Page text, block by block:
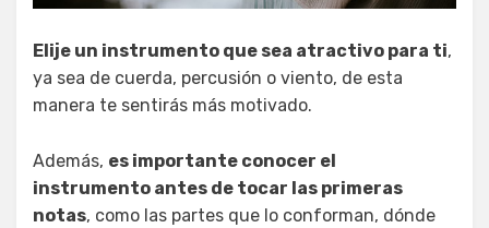
Elije un instrumento que sea atractivo para ti,
ya sea de cuerda, percusión o viento, de esta
manera te sentirás más motivado.
Además, es importante conocer el
instrumento antes de tocar las primeras
notas, como las partes que lo conforman, dónde